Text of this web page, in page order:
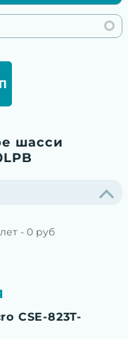
шасси
- 0 руб
CSE-823T-